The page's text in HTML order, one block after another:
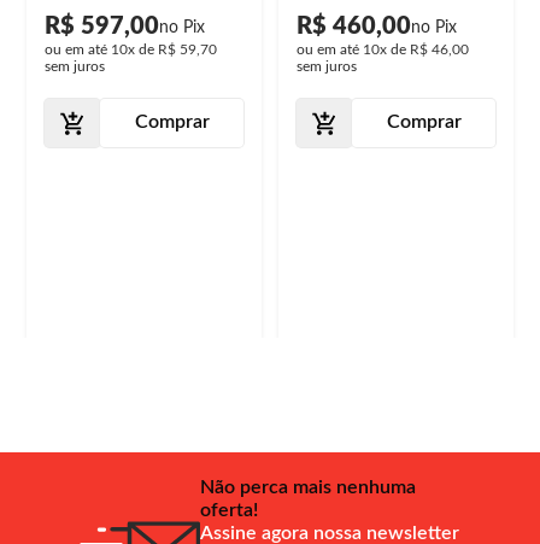
Simples Lente Lisa Acrílico
R$ 597,00
ou em até 10x de R$ 59,70
sem juros
Comprar
Manual Lente Lisa Acrílico
R$ 460,00
ou em até 10x de R$ 46,00
sem juros
Comprar
Não perca mais nenhuma
oferta!
Assine agora nossa newsletter